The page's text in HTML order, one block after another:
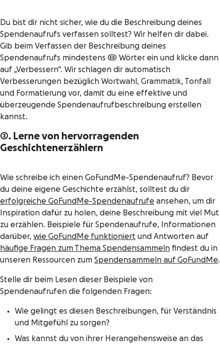
Du bist dir nicht sicher, wie du die Beschreibung deines
Spendenaufrufs verfassen solltest? Wir helfen dir dabei.
Gib beim Verfassen der Beschreibung deines
Spendenaufrufs mindestens 50 Wörter ein und klicke dann
auf „Verbessern“. Wir schlagen dir automatisch
Verbesserungen bezüglich Wortwahl, Grammatik, Tonfall
und Formatierung vor, damit du eine effektive und
überzeugende Spendenaufrufbeschreibung erstellen
kannst.
2. Lerne von hervorragenden
Geschichtenerzählern
Wie schreibe ich einen GoFundMe-Spendenaufruf? Bevor
du deine eigene Geschichte erzählst, solltest du dir
erfolgreiche GoFundMe-Spendenaufrufe ansehen, um dir
Inspiration dafür zu holen, deine Beschreibung mit viel Mut
zu erzählen. Beispiele für Spendenaufrufe, Informationen
darüber, wie GoFundMe funktioniert und Antworten auf
häufige Fragen zum Thema Spendensammeln findest du in
unseren Ressourcen zum Spendensammeln auf GoFundMe.
Stelle dir beim Lesen dieser Beispiele von
Spendenaufrufen die folgenden Fragen:
Wie gelingt es diesen Beschreibungen, für Verständnis
und Mitgefühl zu sorgen?
Was kannst du von ihrer Herangehensweise an das